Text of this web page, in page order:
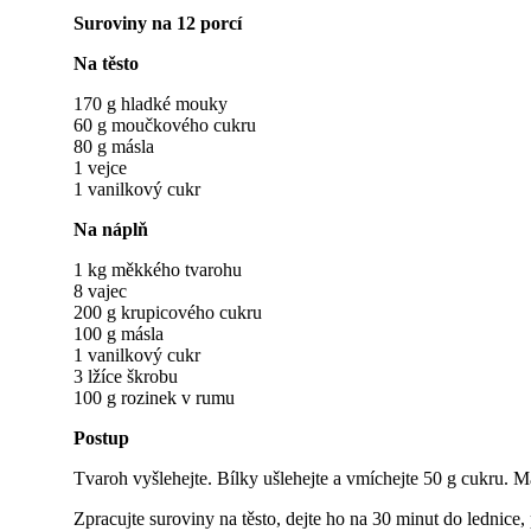
Suroviny na 12 porcí
Na těsto
170 g hladké mouky
60 g moučkového cukru
80 g másla
1 vejce
1 vanilkový cukr
Na náplň
1 kg měkkého tvarohu
8 vajec
200 g krupicového cukru
100 g másla
1 vanilkový cukr
3 lžíce škrobu
100 g rozinek v rumu
Postup
Tvaroh vyšlehejte. Bílky ušlehejte a vmíchejte 50 g cukru.
Zpracujte suroviny na těsto, dejte ho na 30 minut do